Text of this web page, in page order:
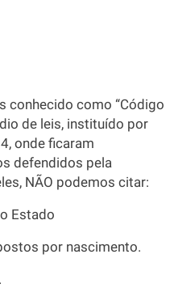
conhecido como “Código
de leis, instituído por
onde ficaram
defendidos pela
NÃO podemos citar:
Estado
por nascimento.